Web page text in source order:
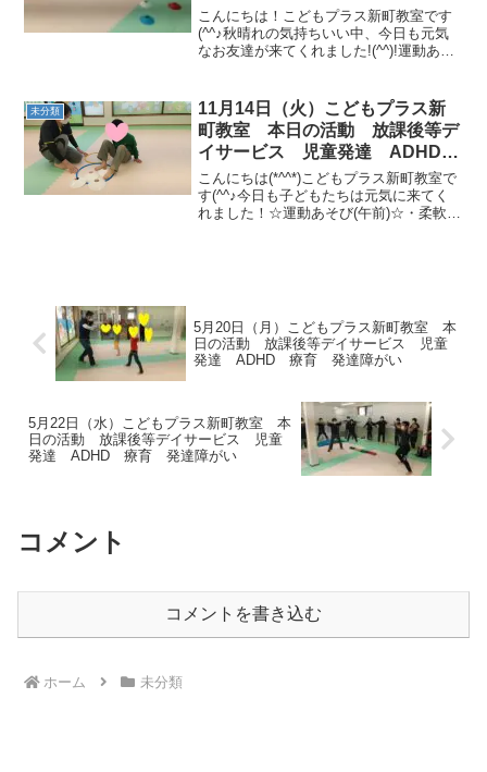
療育 発達障がい
こんにちは！こどもプラス新町教室です
(^^♪秋晴れの気持ちいい中、今日も元気
なお友達が来てくれました!(^^)!運動あそ
定された色のカップを変身した動物でタ
ッチしていき...
未分類
11月14日（火）こどもプラス新
町教室 本日の活動 放課後等デ
イサービス 児童発達 ADHD
療育 発達障がい
こんにちは(*^^*)こどもプラス新町教室で
す(^^♪今日も子どもたちは元気に来てく
れました！☆運動あそび(午前)☆・柔軟体
5月20日（月）こどもプラス新町教室 本
日の活動 放課後等デイサービス 児童
発達 ADHD 療育 発達障がい
5月22日（水）こどもプラス新町教室 本
日の活動 放課後等デイサービス 児童
発達 ADHD 療育 発達障がい
コメント
コメントを書き込む
ホーム 未分類